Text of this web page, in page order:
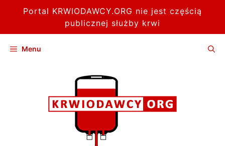
Portal KRWIODAWCY.ORG nie jest częścią
publicznej służby krwi
Menu